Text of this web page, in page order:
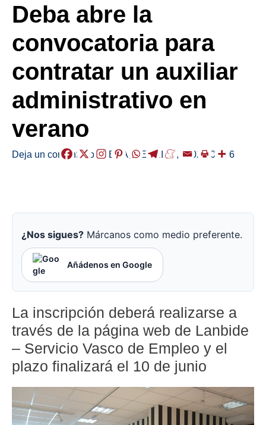
Deba abre la
convocatoria para
contratar un auxiliar
administrativo en
verano
Deja un comentario /DEBA ,HERRIAK, /2026-06-06
¿Nos sigues? Márcanos como medio preferente.
Añádenos en Google
La inscripción deberá realizarse a
través de la página web de Lanbide
– Servicio Vasco de Empleo y el
plazo finalizará el 10 de junio